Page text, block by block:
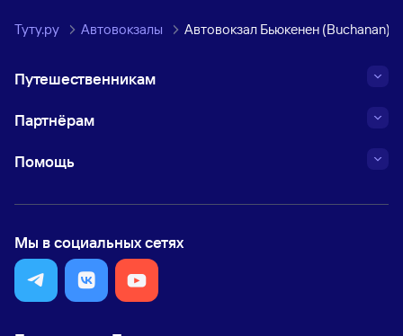
Туту.ру Автовокзалы Автовокзал Бьюкенен (Buchanan)
Путешественникам
Партнёрам
Помощь
Мы в социальных сетях